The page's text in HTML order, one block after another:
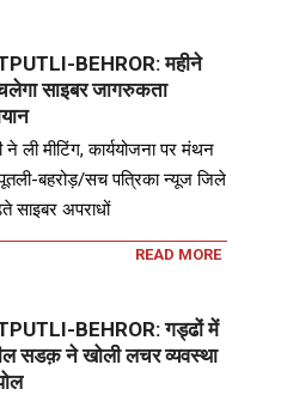
BEHROR: महीने
साइबर जागरुकता
ने ली मीटिंग, कार्ययोजना पर मंथन
बहरोड़/सच पत्रिका न्यूज जिले
साइबर अपराधों
READ MORE
BEHROR: गड्ढों में
सडक़ ने खोली लचर व्यवस्था